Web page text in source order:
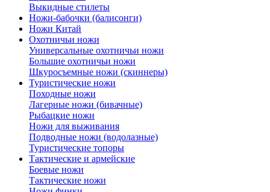
Выкидные стилеты
Ножи-бабочки (балисонги)
Ножи Китай
Охотничьи ножи
Универсальные охотничьи ножи
Большие охотничьи ножи
Шкуросъемные ножи (скиннеры)
Туристические ножи
Походные ножи
Лагерные ножи (бивачные)
Рыбацкие ножи
Ножи для выживания
Подводные ножи (водолазные)
Туристические топоры
Тактические и армейские
Боевые ножи
Тактические ножи